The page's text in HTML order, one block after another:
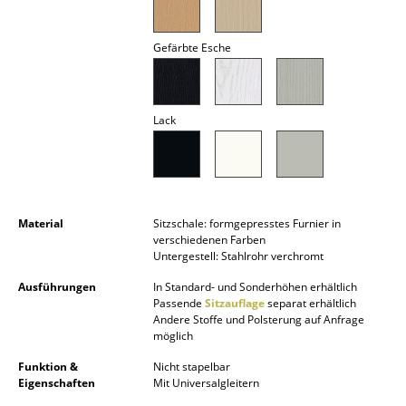
Nachttische & Bettzubehör
Accessoires
Gefärbte Esche
Lack
Material
Sitzschale: formgepresstes Furnier in
verschiedenen Farben
Untergestell: Stahlrohr verchromt
Ausführungen
In Standard- und Sonderhöhen erhältlich
Passende Sitzauflageseparat erhältlich
Andere Stoffe und Polsterung auf Anfrage
möglich
Funktion &
Eigenschaften
Nicht stapelbar
Mit Universalgleitern